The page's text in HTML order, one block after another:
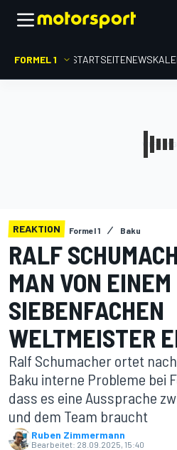
FORMEL 1 STARTSEITENEWS
REAKTION Formel 1 Baku
RALF
MAN VON EINEM
SIEBENFACHEN
WELTMEISTER
Ralf Schumacher ortet
Baku interne Probleme bei
dass es eine Aussprache
und dem Team braucht
Ruben Zimmermann
Bearbeitet: 28.09.2025, 15:40